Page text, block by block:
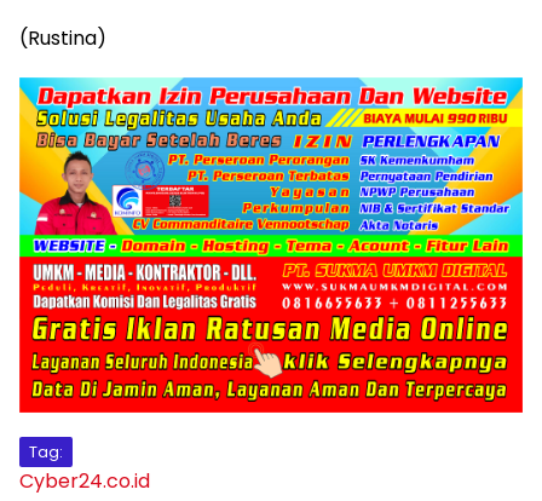
(Rustina)
Tag:
Cyber24.co.id